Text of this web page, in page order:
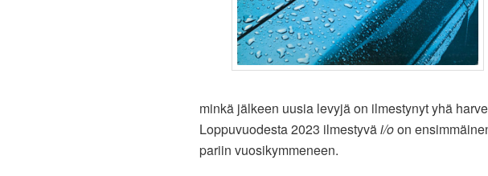
minkä jälkeen uusia levyjä on ilmestynyt yhä
Loppuvuodesta 2023 ilmestyväi/oon
pariin vuosikymmeneen.